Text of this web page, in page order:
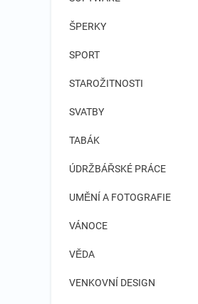
ŠPERKY
SPORT
STAROŽITNOSTI
SVATBY
TABÁK
ÚDRŽBÁŘSKÉ PRÁCE
UMĚNÍ A FOTOGRAFIE
VÁNOCE
VĚDA
VENKOVNÍ DESIGN